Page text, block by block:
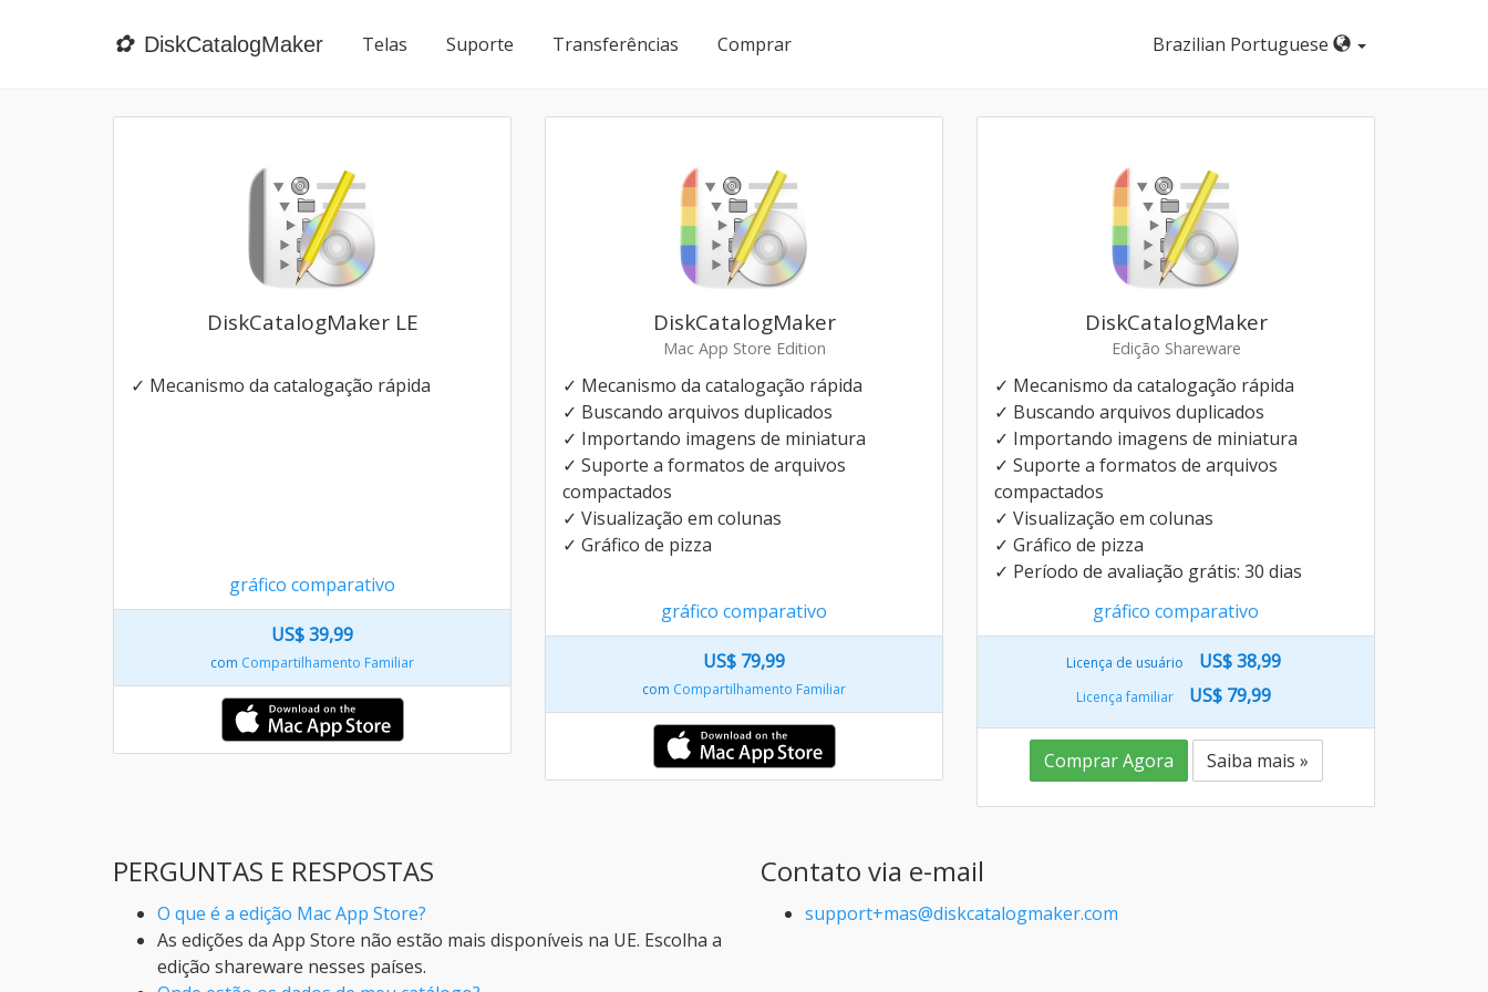
✿ DiskCatalogMaker Telas Suporte Transferências Comprar Brazilian Portuguese
DiskCatalogMaker LE
✓ Mecanismo da catalogação rápida
gráfico comparativo
US$ 39,99
com Compartilhamento Familiar
DiskCatalogMaker
Mac App Store Edition
✓ Mecanismo da catalogação rápida
✓ Buscando arquivos duplicados
✓ Importando imagens de miniatura
✓ Suporte a formatos de arquivos
compactados
✓ Visualização em colunas
✓ Gráfico de pizza
gráfico comparativo
US$ 79,99
com Compartilhamento Familiar
DiskCatalogMaker
Edição Shareware
✓ Mecanismo da catalogação rápida
✓ Buscando arquivos duplicados
✓ Importando imagens de miniatura
✓ Suporte a formatos de arquivos
compactados
✓ Visualização em colunas
✓ Gráfico de pizza
✓ Período de avaliação grátis: 30 dias
gráfico comparativo
Licença de usuário US$ 38,99
Licença familiar US$ 79,99
Comprar Agora Saiba mais »
PERGUNTAS E RESPOSTAS
O que é a edição Mac App Store?
As edições da App Store não estão mais disponíveis na UE. Escolha a
edição shareware nesses países.
Contato via e-mail
support+mas@diskcatalogmaker.com